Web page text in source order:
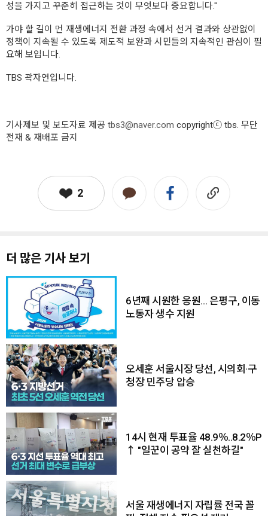
성을 가지고 꾸준히 접근하는 것이 무엇보다 중요합니다."
가야 할 길이 먼 재생에너지 전환 과정 속에서 선거 결과와 상관없이
정책이 지속될 수 있도록 제도적 보완과 시민들의 지속적인 관심이 필
요해 보입니다.
TBS 곽자연입니다.
기사제보 및 보도자료 제공 tbs3@naver.com copyrightⓒ tbs. 무단
전재 & 재배포 금지
2
더 많은 기사 보기
6년째 시원한 응원… 은평구, 이동
노동자 생수 지원
오세훈 서울시장 당선, 시의회·구
청장 민주당 압승
14시 현재 투표율 48.9％..8.2％P
↑ "일꾼이 공약 잘 실천하길"
서울 재생에너지 자립률 전국 꼴